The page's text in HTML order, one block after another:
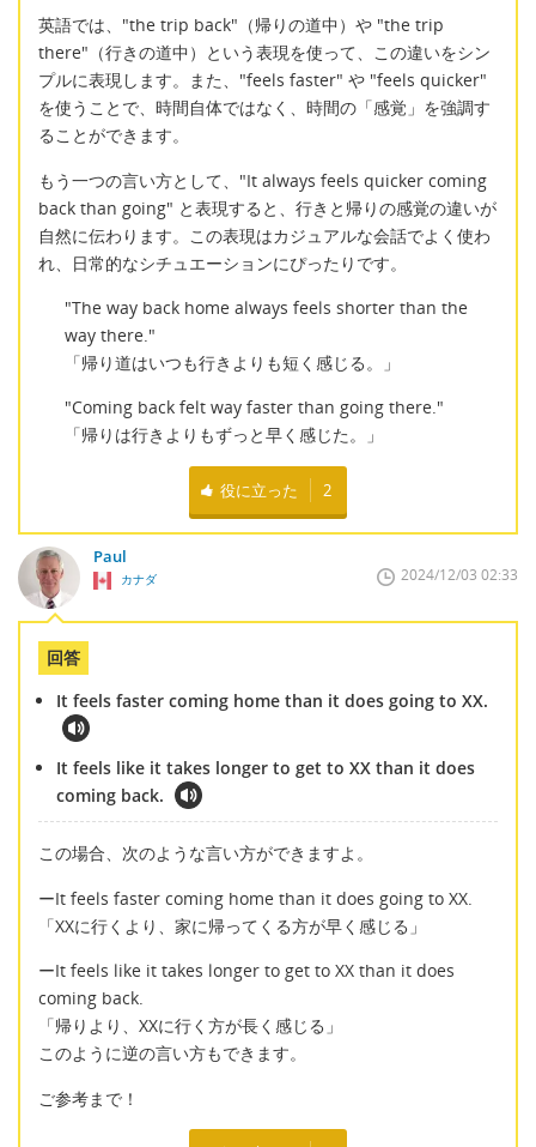
英語では、"the trip back"（帰りの道中）や "the trip
there"（行きの道中）という表現を使って、この違いをシン
プルに表現します。また、"feels faster" や "feels quicker"
を使うことで、時間自体ではなく、時間の「感覚」を強調す
ることができます。
もう一つの言い方として、"It always feels quicker coming
back than going" と表現すると、行きと帰りの感覚の違いが
自然に伝わります。この表現はカジュアルな会話でよく使わ
れ、日常的なシチュエーションにぴったりです。
"The way back home always feels shorter than the
way there."
「帰り道はいつも行きよりも短く感じる。」
"Coming back felt way faster than going there."
「帰りは行きよりもずっと早く感じた。」
役に立った 2
Paul
カナダ 2024/12/03 02:33
回答
It feels faster coming home than it does going to XX.
It feels like it takes longer to get to XX than it does
coming back.
この場合、次のような言い方ができますよ。
ーIt feels faster coming home than it does going to XX.
「XXに行くより、家に帰ってくる方が早く感じる」
ーIt feels like it takes longer to get to XX than it does
coming back.
「帰りより、XXに行く方が長く感じる」
このように逆の言い方もできます。
ご参考まで！